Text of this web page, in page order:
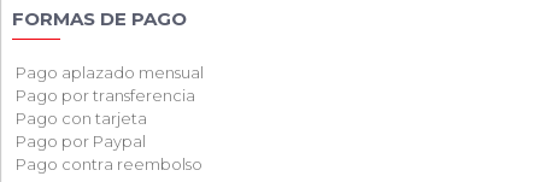
FORMAS DE PAGO
Pago aplazado mensual
Pago por transferencia
Pago con tarjeta
Pago por Paypal
Pago contra reembolso